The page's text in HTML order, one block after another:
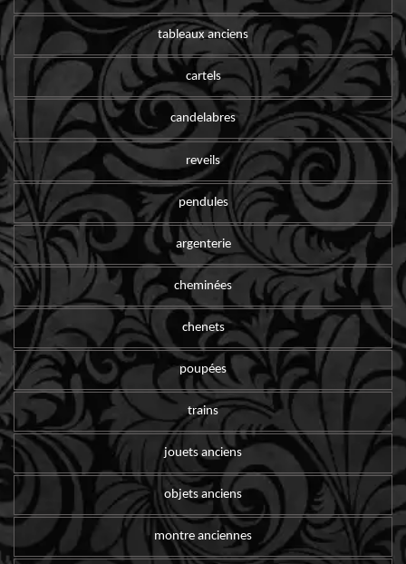
tableaux anciens
cartels
candelabres
reveils
pendules
argenterie
cheminées
chenets
poupées
trains
jouets anciens
objets anciens
montre anciennes